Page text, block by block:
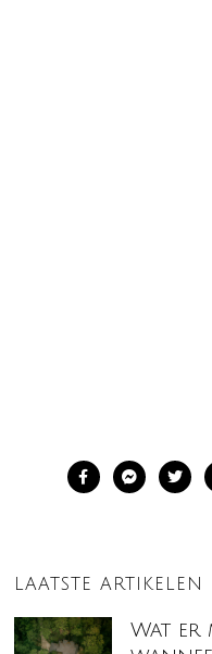
LAATSTE ARTIKELEN
Wat er